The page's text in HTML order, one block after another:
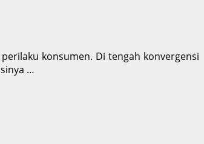
konsumen. Di tengah konvergensi
…